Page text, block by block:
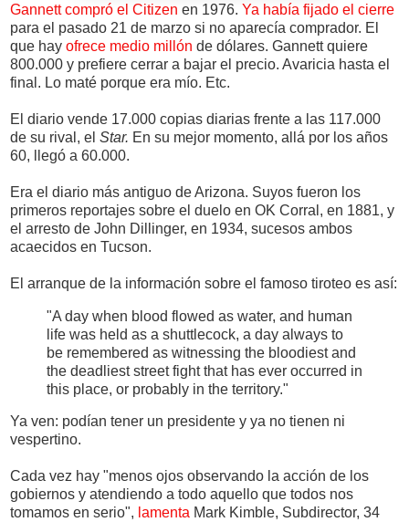
Gannett compró el Citizen en 1976. Ya había fijado el cierre
para el pasado 21 de marzo si no aparecía comprador. El
que hay ofrece medio millón de dólares. Gannett quiere
800.000 y prefiere cerrar a bajar el precio. Avaricia hasta el
final. Lo maté porque era mío. Etc.
El diario vende 17.000 copias diarias frente a las 117.000
de su rival, el Star. En su mejor momento, allá por los años
60, llegó a 60.000.
Era el diario más antiguo de Arizona. Suyos fueron los
primeros reportajes sobre el duelo en OK Corral, en 1881, y
el arresto de John Dillinger, en 1934, sucesos ambos
acaecidos en Tucson.
El arranque de la información sobre el famoso tiroteo es así:
"A day when blood flowed as water, and human
life was held as a shuttlecock, a day always to
be remembered as witnessing the bloodiest and
the deadliest street fight that has ever occurred in
this place, or probably in the territory."
Ya ven: podían tener un presidente y ya no tienen ni
vespertino.
Cada vez hay "menos ojos observando la acción de los
gobiernos y atendiendo a todo aquello que todos nos
tomamos en serio", lamenta Mark Kimble, Subdirector, 34